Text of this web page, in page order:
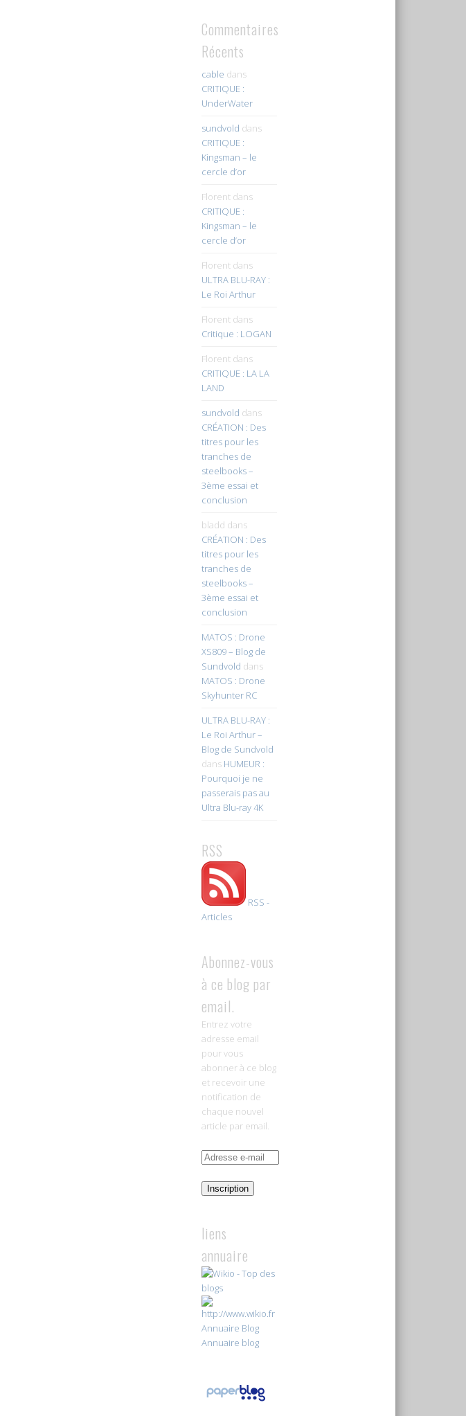
Commentaires
Récents
cable dans
CRITIQUE :
UnderWater
sundvold dans
CRITIQUE :
Kingsman – le
cercle d’or
Florentdans
CRITIQUE :
Kingsman – le
cercle d’or
Florentdans
ULTRA BLU-RAY :
Le Roi Arthur
Florentdans
Critique : LOGAN
Florentdans
CRITIQUE : LA LA
LAND
sundvold dans
CRÉATION : Des
titres pour les
tranches de
steelbooks –
3ème essai et
conclusion
bladd dans
CRÉATION : Des
titres pour les
tranches de
steelbooks –
3ème essai et
conclusion
MATOS : Drone
XS809 – Blog de
Sundvold dans
MATOS : Drone
Skyhunter RC
ULTRA BLU-RAY :
Le Roi Arthur –
Blog de Sundvold
dans HUMEUR :
Pourquoi je ne
passerais pas au
Ultra Blu-ray 4K
RSS
RSS -
Articles
Abonnez-vous
à ce blog par
email.
Entrez votre
adresse email
pour vous
abonner à ce blog
et recevoir une
notification de
chaque nouvel
article par email.
Adresse
mailInscription
liens
annuaire
Annuaire Blog
Annuaire blog